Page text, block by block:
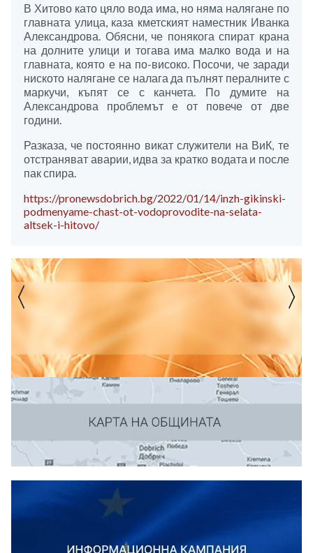
В Хитово като цяло вода има, но няма налягане по
главната улица, каза кметският наместник Иванка
Александрова. Обясни, че понякога спират крана
на долните улици и тогава има малко вода и на
главната, която е на по-високо. Посочи, че заради
ниското налягане се налага да пълнят пералните с
маркучи, къпят се с канчета. По думите на
Александрова проблемът е от повече от две
години.
Разказа, че постоянно викат служители на ВиК, те
отстраняват аварии, идва за кратко водата и после
пак спира.
https://pronewsdobrich.bg/2022/01/14/inzh-gikinski-
podmenyame-chast-ot-vodoprovodite-na-selata-
altsek-i-hitovo/